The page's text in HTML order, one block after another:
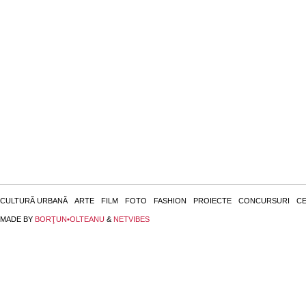
CULTURĂ URBANĂ ARTE FILM FOTO FASHION PROIECTE CONCURSURI
MADE BY BORŢUN•OLTEANU & NETVIBES